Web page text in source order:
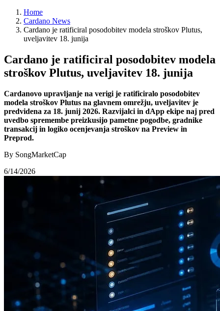
Home
Cardano News
Cardano je ratificiral posodobitev modela stroškov Plutus,
uveljavitev 18. junija
Cardano je ratificiral posodobitev modela
stroškov Plutus, uveljavitev 18. junija
Cardanovo upravljanje na verigi je ratificiralo posodobitev
modela stroškov Plutus na glavnem omrežju, uveljavitev je
predvidena za 18. junij 2026. Razvijalci in dApp ekipe naj pred
uvedbo spremembe preizkusijo pametne pogodbe, gradnike
transakcij in logiko ocenjevanja stroškov na Preview in
Preprod.
By SongMarketCap
6/14/2026